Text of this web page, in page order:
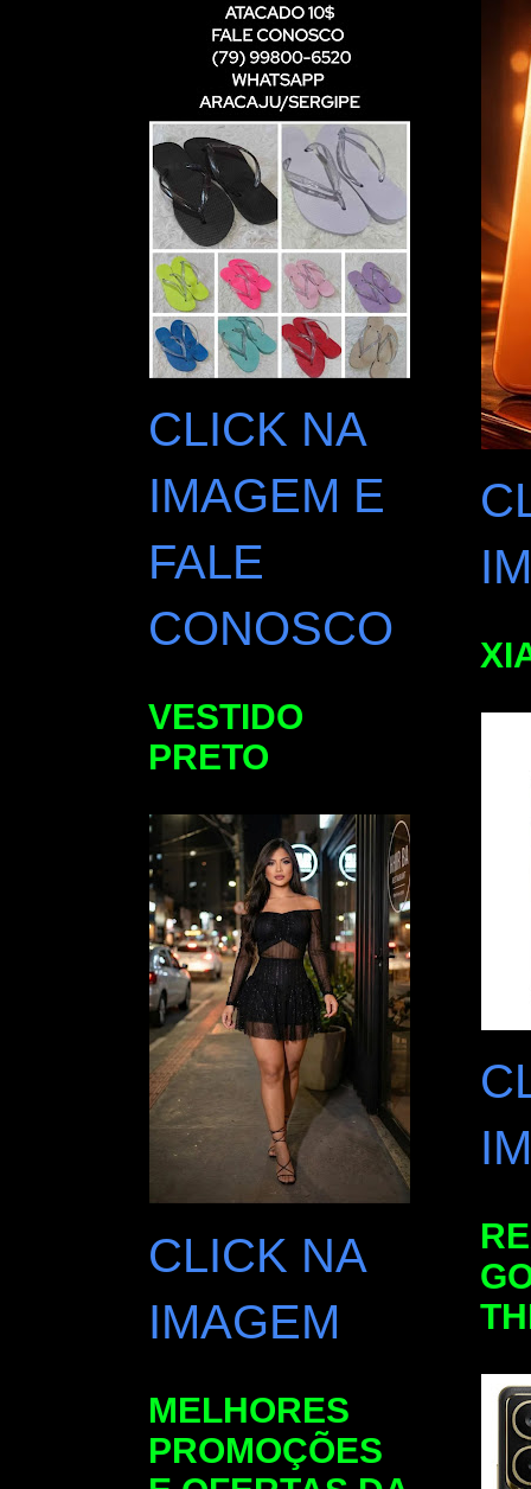
CLICK NA
IMAGEM E
FALE
CONOSCO
VESTIDO
PRETO
CLICK NA
IMAGEM
MELHORES
PROMOÇÕES